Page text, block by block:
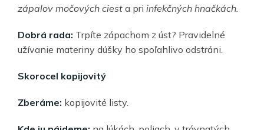
zápalov močových ciest a pri infekčných hnačkách.
Dobrá rada: Trpíte zápachom z úst? Pravidelné
užívanie materiny dúšky ho spoľahlivo odstráni.
Skorocel kopijovitý
Zberáme: kopijovité listy.